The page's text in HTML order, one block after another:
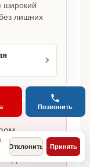
широкий
лишних
Отклонить Принять
Позвонить